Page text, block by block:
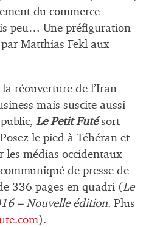
du commerce
peu… Une préfiguration
Matthias Fekl aux
réouverture de l’Iran
mais suscite aussi
Le Petit Futésort
le pied à Téhéran et
les médias occidentaux
de presse de
336 pages en quadri (Le
– Nouvelle édition. Plus
).